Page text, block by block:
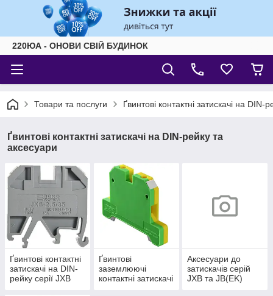
220ЮА - ОНОВИ СВІЙ БУДИНОК
Товари та послуги Ґвинтові контактні затискачі на DIN-
Ґвинтові контактні затискачі на DIN-рейку та
аксесуари
Ґвинтові контактні
затискачі на DIN-
рейку серії JXB
Ґвинтові
заземлюючі
контактні затискачі
Аксесуари до
затискачів серій
JXB та JB(EK)